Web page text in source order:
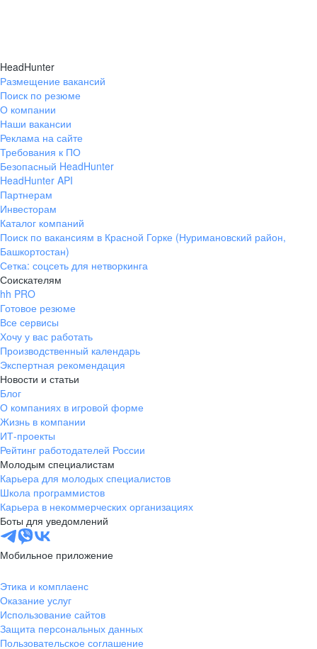
HeadHunter
Размещение вакансий
Поиск по резюме
О компании
Наши вакансии
Реклама на сайте
Требования к ПО
Безопасный HeadHunter
HeadHunter API
Партнерам
Инвесторам
Каталог компаний
Поиск по вакансиям в Красной Горке (Нуримановский район,
Башкортостан)
Сетка: соцсеть для нетворкинга
Соискателям
hh PRO
Готовое резюме
Все сервисы
Хочу у вас работать
Производственный календарь
Экспертная рекомендация
Новости и статьи
Блог
О компаниях в игровой форме
Жизнь в компании
ИТ-проекты
Рейтинг работодателей России
Молодым специалистам
Карьера для молодых специалистов
Школа программистов
Карьера в некоммерческих организациях
Боты для уведомлений
Мобильное приложение
Этика и комплаенс
Оказание услуг
Использование сайтов
Защита персональных данных
Пользовательское соглашение